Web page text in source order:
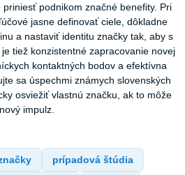
podnikom značné benefity. Pri
jasne definovať ciele, dôkladne
a nastaviť identitu značky tak, aby s
tiež konzistentné zapracovanie novej
kontaktných bodov a efektívna
sa úspechmi známych slovenských
osviežiť vlastnú značku, ak to môže
impulz.
prípadová štúdia